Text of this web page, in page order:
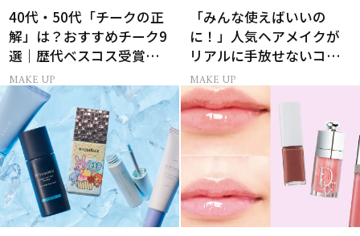
40代・50代「チークの正
解」は？おすすめチーク9
選｜歴代ベスコス受賞ま
とめ＆正しい使い方
MAKE UP
「みんな使えばいいの
に！」人気ヘアメイクが
リアルに手放せないコス
メ
MAKE UP